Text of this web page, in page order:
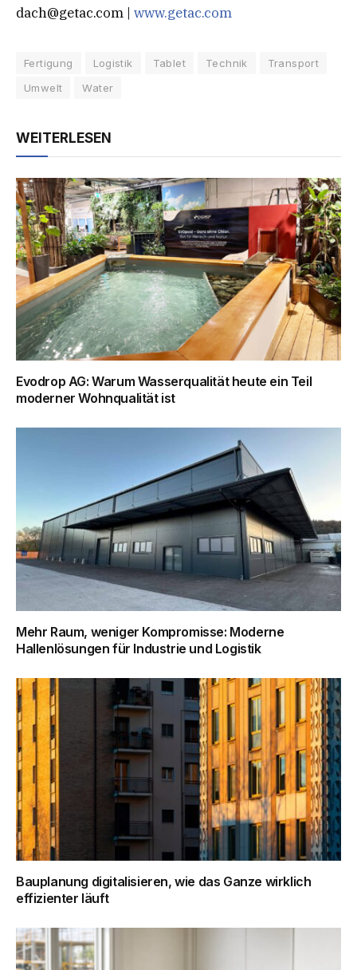
dach@getac.com | www.getac.com
Fertigung Logistik Tablet Technik
Transport
Umwelt
Water
WEITERLESEN
Evodrop AG: Warum Wasserqualität heute ein Teil
moderner Wohnqualität ist
Mehr Raum, weniger Kompromisse: Moderne
Hallenlösungen für Industrie und Logistik
Bauplanung digitalisieren, wie das Ganze wirklich
effizienter läuft